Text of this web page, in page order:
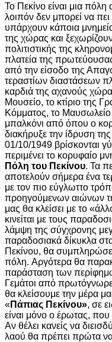
Το Πεκίνο είναι μια πόλη
λοιπόν δεν μπορεί να
υπάρχουν κάποια
της χώρας και
πολιτιστικής της
πλατεία της
από την είσοδο της
τεραστίων διαστάσεων
καρδιά της αχανούς
Μουσείο, το κτίριο της
Κόμματος, το
μπαλκόνι από όπου ο
διακήρυξε την ίδρυση
01/10/1949 βρίσκονται
περιμένει το κορυφαίο
Πόλη του Πεκίνου. Τα
αποτελούν σήμερα ένα
με τον πιο εύγλωττο
προηγούμενων αιώνων
μας θα κλείσει με το
κινείται με τους
λάμψη της σύγχρονης
παραδοσιακά δίκυκλα
Πεκίνου, θα
πόλη. Αργότερα θα
παράσταση των
Γεμάτοι από
θα κλείσουμε την μέρα
«Πάπιας Πεκίνου», σε
είναι μόνο ο έρωτας, που
Αν θέλει κανείς να
λαού θα πρέπει πρώτα να